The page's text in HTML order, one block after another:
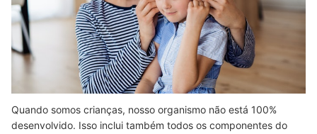
Quando somos crianças, nosso organismo não está 100%
desenvolvido. Isso inclui também todos os componentes do